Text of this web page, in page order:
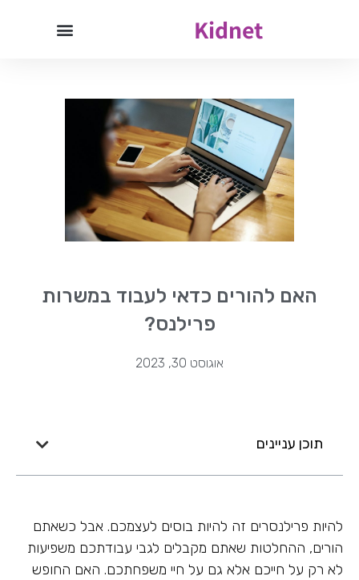
Kidnet
האם להורים כדאי לעבוד במשרות
פרילנס?
אוגוסט 30, 2023
תוכן עניינים
להיות פרילנסרים זה להיות בוסים לעצמכם. אבל כשאתם
הורים, ההחלטות שאתם מקבלים לגבי עבודתכם משפיעות
לא רק על חייכם אלא גם על חיי משפחתכם. האם החופש